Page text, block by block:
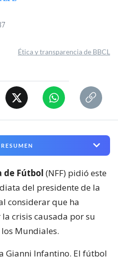
Ética y transparencia de BBCL
de Fútbol (NFF) pidió este
del presidente de la
considerar que ha
crisis causada por su
Mundiales.
Gianni Infantino. El fútbol